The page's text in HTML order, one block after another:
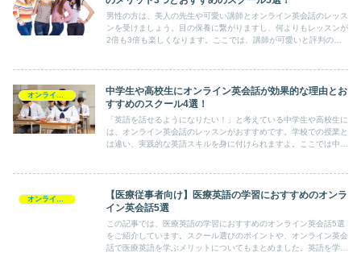
男性の方は、美人の先生や可愛い講師とオンライン英会話のレッス
ンを受けましょう。目の保養に繋がりますし、何よりもレッスンが
2倍も3倍も楽しくなります。ここでは、講師が可愛いと評判のオ
オンライン英会話の選び方
中学生や高校生にオンライン英会話が効果的な理由とお
すすめのスクール4選！
「英語を話せるようになりたい！」と考えている中学生や高校生に
は、オンライン英会話のレッスンがおすすめです。学校での授業と
は違い、実践的な英語スキルを身に付けられますよ。ここでは中学
【医療従事者向け】医療英語の学習におすすめのオンラ
イン英会話5選
この記事では、医療英語の学習におすすめのオンライン英会話5選
をご紹介しています。スクール選びのポイントや、オンライン英会
話で医療英語を学ぶメリットについてもまとめました。英語を学び